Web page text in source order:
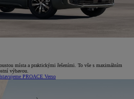
místa a praktickými řešeními. To vše s maximálním
výbavou.
PROACE Verso